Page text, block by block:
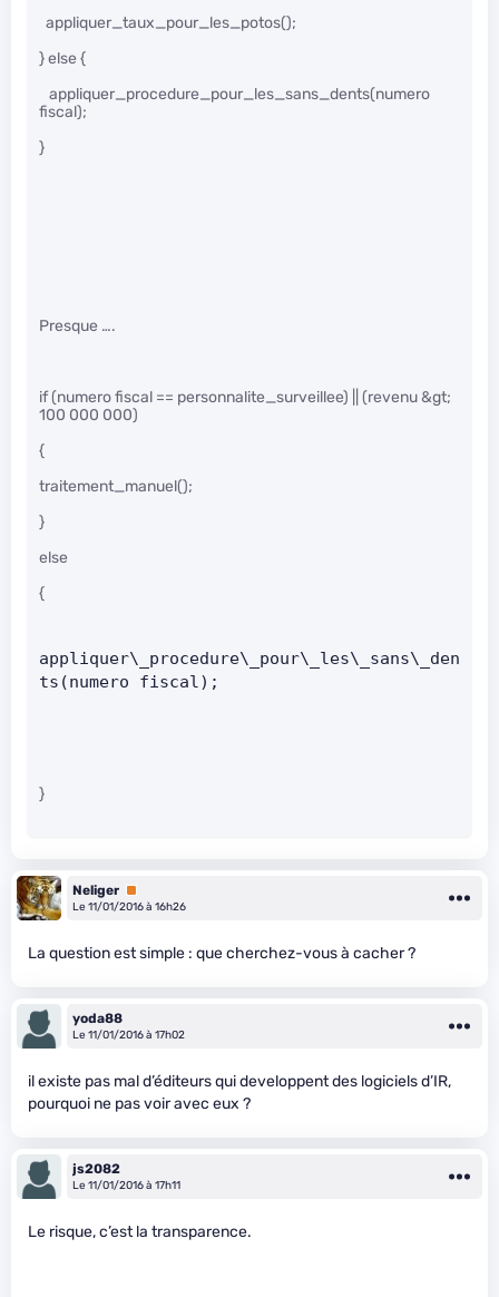
appliquer_taux_pour_les_potos();
} else {
appliquer_procedure_pour_les_sans_dents(numero
fiscal);
}
Presque ….
if (numero fiscal == personnalite_surveillee) || (revenu &gt;
100 000 000)
{
traitement_manuel();
}
else
{
appliquer\_procedure\_pour\_les\_sans\_den
ts(numero fiscal);
}
Neliger Premium
Le 11/01/2016 à 16h26
La question est simple : que cherchez-vous à cacher ?
yoda88
Le 11/01/2016 à 17h02
il existe pas mal d’éditeurs qui developpent des logiciels d’IR,
pourquoi ne pas voir avec eux ?
js2082
Le 11/01/2016 à 17h11
Le risque, c’est la transparence.